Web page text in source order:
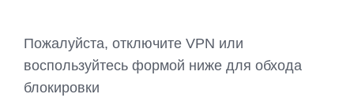
Пожалуйста, отключите VPN или
воспользуйтесь формой ниже для обхода
блокировки